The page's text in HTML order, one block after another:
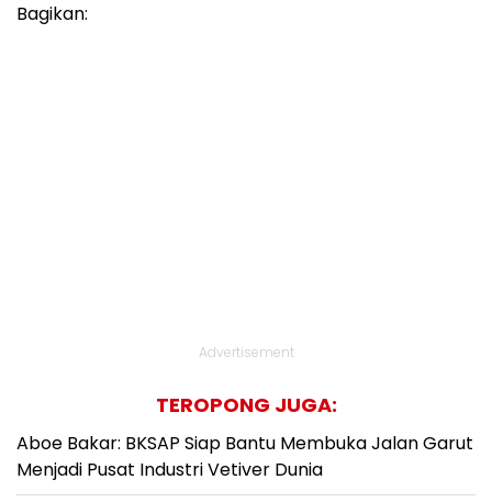
Bagikan:
Advertisement
TEROPONG JUGA:
Aboe Bakar: BKSAP Siap Bantu Membuka Jalan Garut
Menjadi Pusat Industri Vetiver Dunia